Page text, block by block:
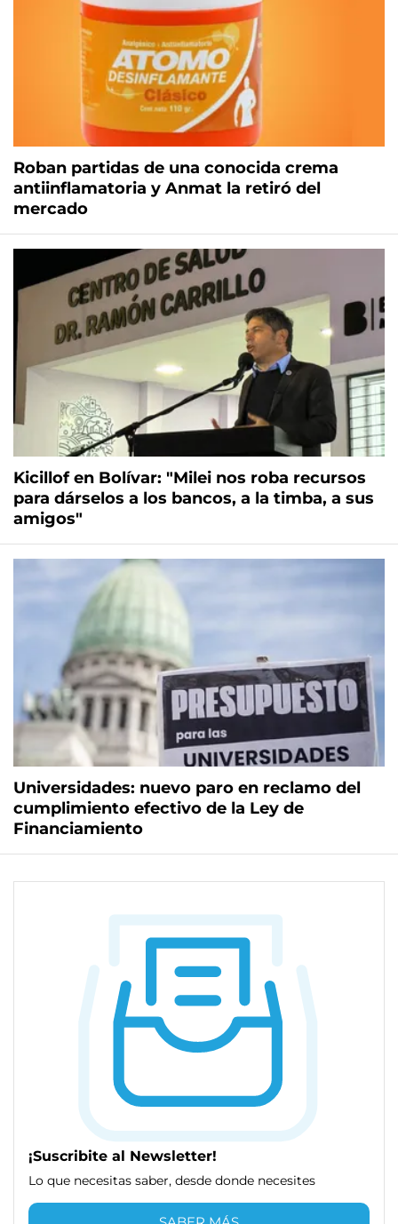
Roban partidas de una conocida crema
antiinflamatoria y Anmat la retiró del
mercado
Kicillof en Bolívar: "Milei nos roba recursos
para dárselos a los bancos, a la timba, a sus
amigos"
Universidades: nuevo paro en reclamo del
cumplimiento efectivo de la Ley de
Financiamiento
¡Suscribite al Newsletter!
Lo que necesitas saber, desde donde necesites